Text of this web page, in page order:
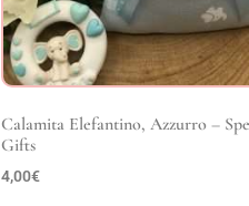
Calamita Elefantino, Azzurro –
Gifts
4,00€